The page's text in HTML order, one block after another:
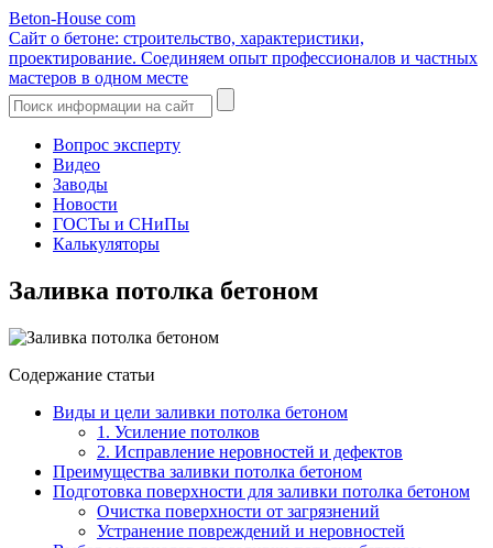
Beton-House com
Сайт о бетоне: строительство, характеристики,
проектирование. Соединяем опыт профессионалов и частных
мастеров в одном месте
Вопрос эксперту
Видео
Заводы
Новости
ГОСТы и СНиПы
Калькуляторы
Заливка потолка бетоном
Содержание статьи
Виды и цели заливки потолка бетоном
1. Усиление потолков
2. Исправление неровностей и дефектов
Преимущества заливки потолка бетоном
Подготовка поверхности для заливки потолка бетоном
Очистка поверхности от загрязнений
Устранение повреждений и неровностей